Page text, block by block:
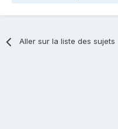
Aller sur la liste des sujets